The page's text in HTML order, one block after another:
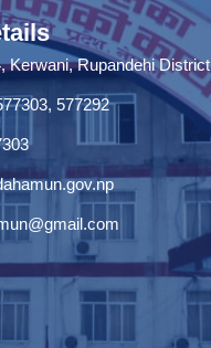
Kerwani, Rupandehi District
577292